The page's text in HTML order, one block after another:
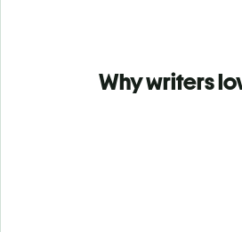
Why writers